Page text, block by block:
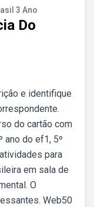
3 Ano
Do
e identifique
do cartão com
ano do ef1, 5º
para
em sala de
O
Web50